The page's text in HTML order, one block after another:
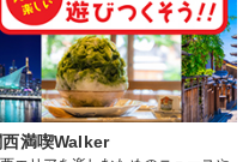
西満喫Walker